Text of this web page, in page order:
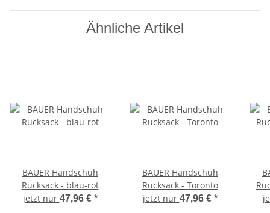
Ähnliche Artikel
BAUER Handschuh
Rucksack - blau-rot
jetzt nur 47,96 € *
BAUER Handschuh
Rucksack - Toronto
jetzt nur 47,96 € *